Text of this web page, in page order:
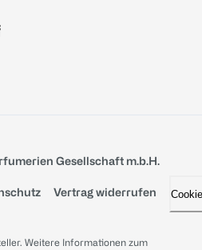
Gesellschaft m.b.H.
Vertrag widerrufen
Weitere Informationen zum